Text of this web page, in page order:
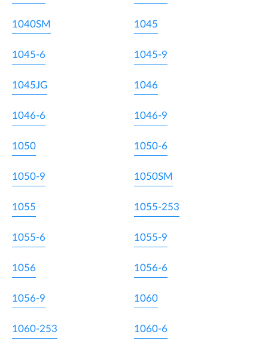
1040SM 1045
1045-6 1045-9
1045JG 1046
1046-6 1046-9
1050 1050-6
1050-9 1050SM
1055 1055-253
1055-6 1055-9
1056 1056-6
1056-9 1060
1060-253 1060-6